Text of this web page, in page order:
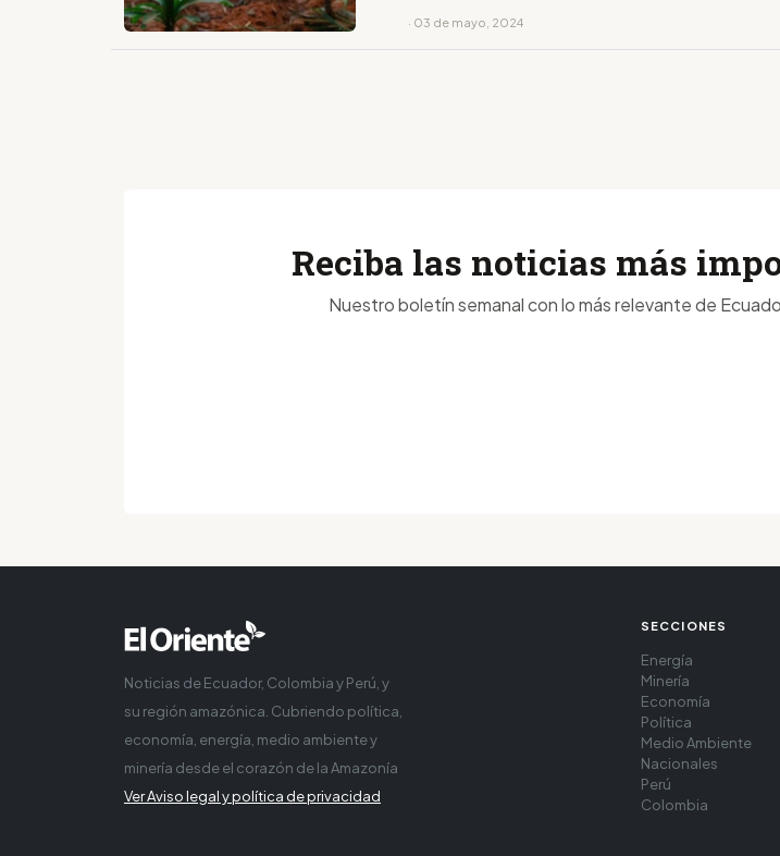
· 03 de mayo, 2024
Reciba las noticias más
Nuestro boletín semanal con lo más relevante de
Noticias de Ecuador, Colombia y Perú, y
su región amazónica. Cubriendo política,
economía, energía, medio ambiente y
minería desde el corazón de la Amazonía
Ver Aviso legal y política de privacidad
SECCIONES
Energía
Minería
Economía
Política
Medio Ambiente
Nacionales
Perú
Colombia